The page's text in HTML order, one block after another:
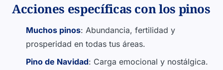
Acciones específicas con los pinos
Muchos pinos: Abundancia, fertilidad y
prosperidad en todas tus áreas.
Pino de Navidad: Carga emocional y nostálgica.